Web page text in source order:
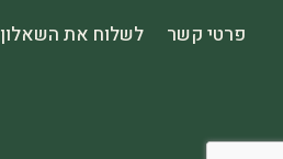
פרטי קשר לשלוח את השאלון